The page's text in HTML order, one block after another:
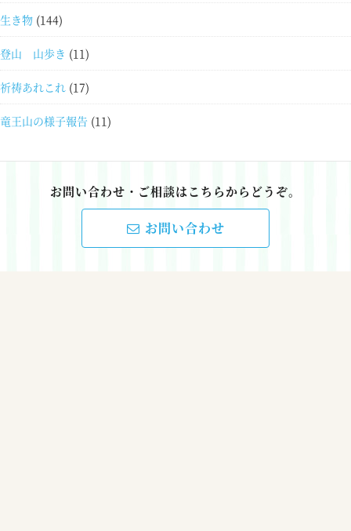
生き物 (144)
登山 山歩き (11)
祈祷あれこれ (17)
竜王山の様子報告 (11)
お問い合わせ・ご相談はこちらからどうぞ。
お問い合わせ